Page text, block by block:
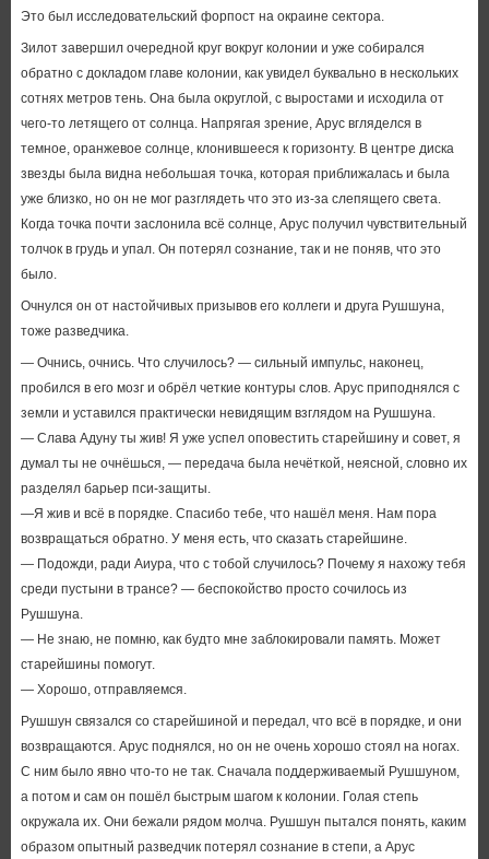
Это был исследовательский форпост на окраине сектора.
Зилот завершил очередной круг вокруг колонии и уже собирался
обратно с докладом главе колонии, как увидел буквально в нескольких
сотнях метров тень. Она была округлой, с выростами и исходила от
чего-то летящего от солнца. Напрягая зрение, Арус вгляделся в
темное, оранжевое солнце, клонившееся к горизонту. В центре диска
звезды была видна небольшая точка, которая приближалась и была
уже близко, но он не мог разглядеть что это из-за слепящего света.
Когда точка почти заслонила всё солнце, Арус получил чувствительный
толчок в грудь и упал. Он потерял сознание, так и не поняв, что это
было.
Очнулся он от настойчивых призывов его коллеги и друга Рушшуна,
тоже разведчика.
— Очнись, очнись. Что случилось? — сильный импульс, наконец,
пробился в его мозг и обрёл четкие контуры слов. Арус приподнялся с
земли и уставился практически невидящим взглядом на Рушшуна.
— Слава Адуну ты жив! Я уже успел оповестить старейшину и совет, я
думал ты не очнёшься, — передача была нечёткой, неясной, словно их
разделял барьер пси-защиты.
—Я жив и всё в порядке. Спасибо тебе, что нашёл меня. Нам пора
возвращаться обратно. У меня есть, что сказать старейшине.
— Подожди, ради Аиура, что с тобой случилось? Почему я нахожу тебя
среди пустыни в трансе? — беспокойство просто сочилось из
Рушшуна.
— Не знаю, не помню, как будто мне заблокировали память. Может
старейшины помогут.
— Хорошо, отправляемся.
Рушшун связался со старейшиной и передал, что всё в порядке, и они
возвращаются. Арус поднялся, но он не очень хорошо стоял на ногах.
С ним было явно что-то не так. Сначала поддерживаемый Рушшуном,
а потом и сам он пошёл быстрым шагом к колонии. Голая степь
окружала их. Они бежали рядом молча. Рушшун пытался понять, каким
образом опытный разведчик потерял сознание в степи, а Арус